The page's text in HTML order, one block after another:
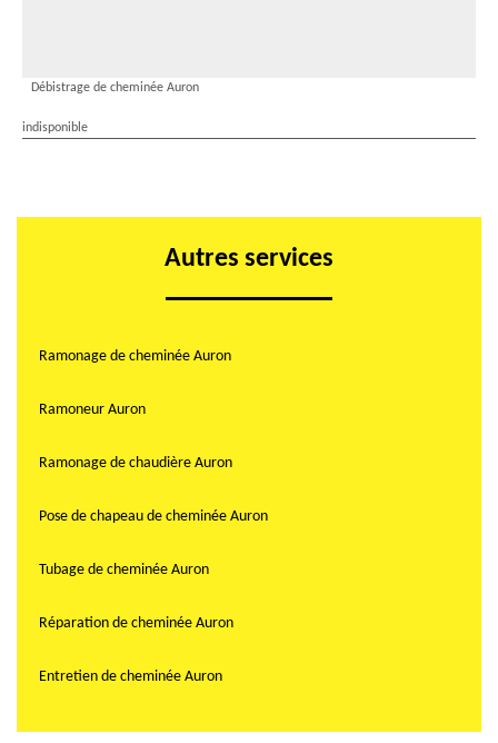
Débistrage de cheminée Auron
indisponible
Autres services
Ramonage de cheminée Auron
Ramoneur Auron
Ramonage de chaudière Auron
Pose de chapeau de cheminée Auron
Tubage de cheminée Auron
Réparation de cheminée Auron
Entretien de cheminée Auron